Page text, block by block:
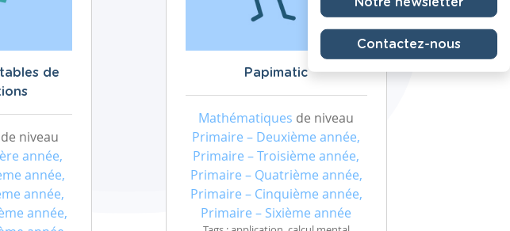
de
de niveau
année,
année,
année,
année,
Papimatic
Mathématiques de niveau
Primaire – Deuxième année,
Primaire – Troisième année,
Primaire – Quatrième année,
Primaire – Cinquième année,
Primaire – Sixième année
Contactez-nous